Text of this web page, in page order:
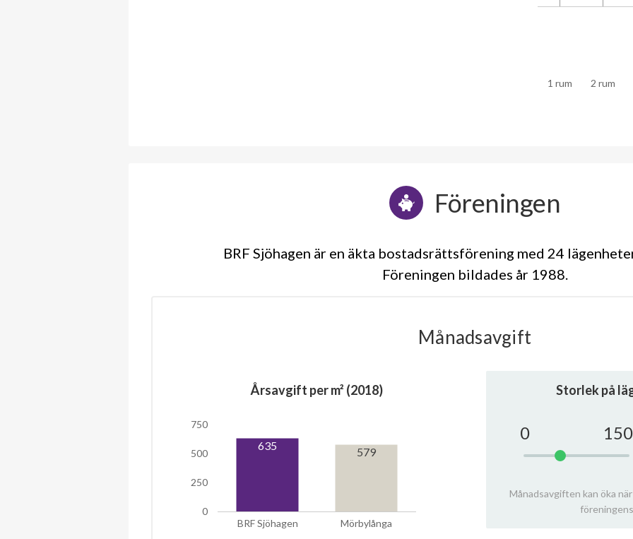
1 rum 2 rum
Föreningen
BRF Sjöhagen är en äkta bostadsrättsförening med 24
Föreningen bildades år 1988
Månadsavgift
Årsavgift per m² (2018)
BRF Sjöhagen Mörbylånga
0
250
500
750
635 579
Storlek på
0 150
Månadsavgiften kan öka